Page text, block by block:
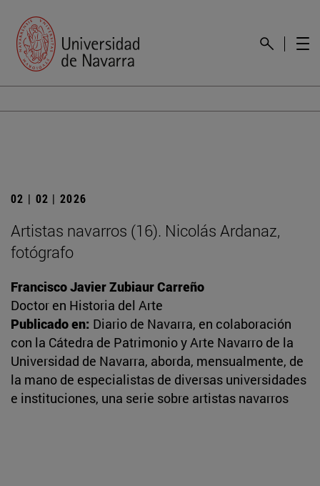
02 | 02 | 2026
Artistas navarros (16). Nicolás Ardanaz,
fotógrafo
Francisco Javier Zubiaur Carreño
Doctor en Historia del Arte
Publicado en: Diario de Navarra, en colaboración
con la Cátedra de Patrimonio y Arte Navarro de la
Universidad de Navarra, aborda, mensualmente, de
la mano de especialistas de diversas universidades
e instituciones, una serie sobre artistas navarros